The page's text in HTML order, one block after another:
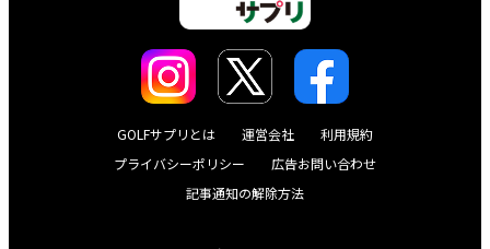
GOLFサプリとは 運営会社
利用規約
プライバシーポリシー
広告お問い合わせ
記事通知の解除方法